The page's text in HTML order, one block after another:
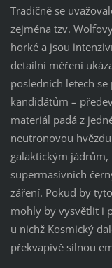
Tradičně se
zejména tzv.
horké a jsou
detailní měření
posledních letech
kandidátům –
materiál padá z
neutronovou
galaktickým
supermasivních
záření. Pokud by
mohly by vysvětlit i
u nichž Kosmický
překvapivě silnou